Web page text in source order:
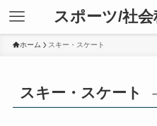
スポーツ/社会
ホーム スキー・スケート
スキー・スケート